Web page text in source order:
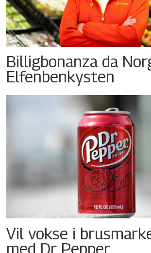
Billigbonanza da
Elfenbenkysten
Vil vokse i
med Dr Pepper